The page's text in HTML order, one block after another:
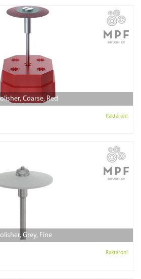
Coarse, Red
Raktáron!
Grey, Fine
Raktáron!